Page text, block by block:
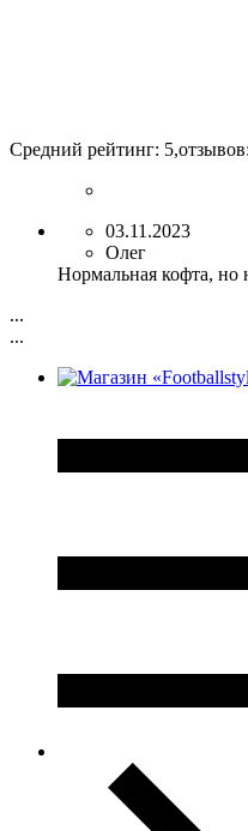
Средний рейтинг: 5,отзывов:
03.11.2023
Олег
Нормальная кофта, но
...
...